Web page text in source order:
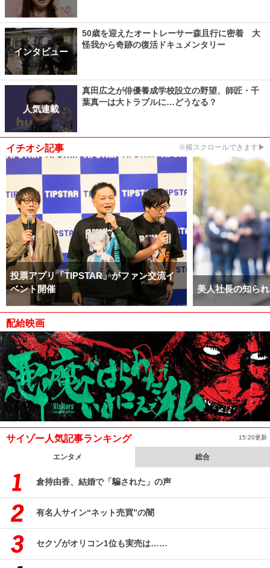
インタビュー
50歳を迎えたオートレーサー森且行に密着 大
怪我から奇跡の復活ドキュメンタリー
人気連載
真田広之が俳優養成学校設立の野望、師匠・千
葉真一は大トラブルに…どうなる？
イチオシ記事 ※横スクロールできます▶
投票アプリ「TIPSTAR」がファン交流イ
ベント開催
美人社長の知ら
配給映画
サイゾー人気記事ランキング 15:20更新
エンタメ 総合
倉持由香、結婚で「騙された」の声
有名人サイン“ネット売買”の闇
セクゾがオリコン1位も実売は……